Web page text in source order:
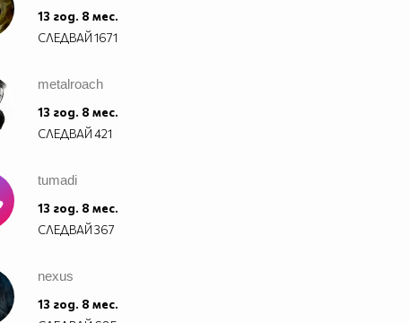
13 год. 8 мес.
СЛЕДВАЙ1671
metalroach
13 год. 8 мес.
СЛЕДВАЙ421
tumadi
13 год. 8 мес.
СЛЕДВАЙ367
nexus
13 год. 8 мес.